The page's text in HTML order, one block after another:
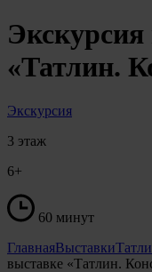
«Татлин.
Экскурсия
3 этаж
6+
60 минут
ГлавнаяВыставки
выставке «Татлин.